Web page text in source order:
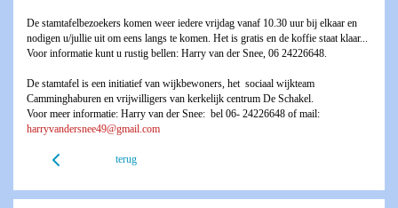
De stamtafelbezoekers komen weer iedere vrijdag vanaf 10.30 uur bij elkaar en
nodigen u/jullie uit om eens langs te komen. Het is gratis en de koffie staat klaar...
Voor informatie kunt u rustig bellen: Harry van der Snee, 06 24226648.
De stamtafel is een initiatief van wijkbewoners, het sociaal wijkteam
Camminghaburen en vrijwilligers van kerkelijk centrum De Schakel.
Voor meer informatie: Harry van der Snee: bel 06- 24226648 of mail:
harryvandersnee49@gmail.com
terug